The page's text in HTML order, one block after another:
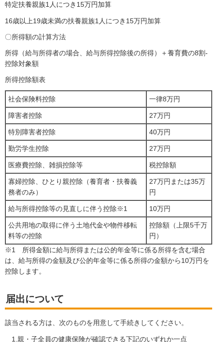
特定扶養親族1人につき15万円加算
16歳以上19歳未満の扶養親族1人につき15万円加算
〇所得額の計算方法
所得（給与所得者の場合、給与所得控除後の所得）＋養育費の8割-
控除対象額
所得控除額表
社会保険料控除 一律8万円
障害者控除 27万円
特別障害者控除 40万円
勤労学生控除 27万円
医療費控除、雑損控除等 税控除額
寡婦控除、ひとり親控除（養育者・扶養義
務者のみ）
27万円または35万
円
給与所得控除等の見直しに伴う控除※1 10万円
公共用地の取得に伴う土地代金や物件移転
料等の控除
控除額（上限5千万
円）
※1 所得金額に給与所得または公的年金等に係る所得を含む場合
は、給与所得の金額及び公的年金等に係る所得の金額から10万円を
控除します。
届出について
該当される方は、次のものを用意して手続きしてください。
1.親・子全員の健康保険が確認できる下記のいずれか一点